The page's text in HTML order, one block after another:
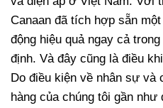
Canaan đã tích hợp sẵn
động hiệu quả ngay cả
định. Và đây cũng là điều
Do điều kiện về nhân sự và
hàng của chúng tôi gần